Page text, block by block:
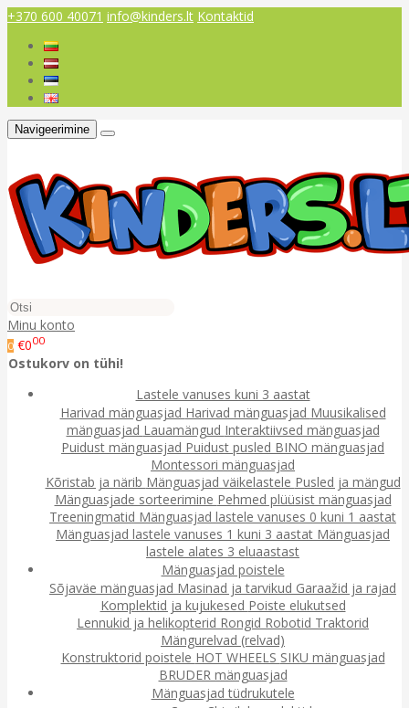
+370 600 40071 info@kinders.lt Kontaktid
Navigeerimine
Minu konto
0 €000
Ostukorv on tühi!
Lastele vanuses kuni 3 aastat
Harivad mänguasjad Harivad mänguasjad Muusikalised
mänguasjad Lauamängud Interaktiivsed mänguasjad
Puidust mänguasjad Puidust pusled BINO mänguasjad
Montessori mänguasjad
Kõristab ja närib Mänguasjad väikelastele Pusled ja mängud
Mänguasjade sorteerimine Pehmed plüüsist mänguasjad
Treeningmatid Mänguasjad lastele vanuses 0 kuni 1 aastat
Mänguasjad lastele vanuses 1 kuni 3 aastat Mänguasjad
lastele alates 3 eluaastast
Mänguasjad poistele
Sõjaväe mänguasjad Masinad ja tarvikud Garaažid ja rajad
Komplektid ja kujukesed Poiste elukutsed
Lennukid ja helikopterid Rongid Robotid Traktorid
Mängurelvad (relvad)
Konstruktorid poistele HOT WHEELS SIKU mänguasjad
BRUDER mänguasjad
Mänguasjad tüdrukutele